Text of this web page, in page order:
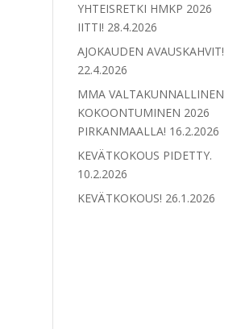
YHTEISRETKI HMKP 2026
IITTI! 28.4.2026
AJOKAUDEN AVAUSKAHVIT!
22.4.2026
MMA VALTAKUNNALLINEN
KOKOONTUMINEN 2026
PIRKANMAALLA! 16.2.2026
KEVÄTKOKOUS PIDETTY.
10.2.2026
KEVÄTKOKOUS! 26.1.2026